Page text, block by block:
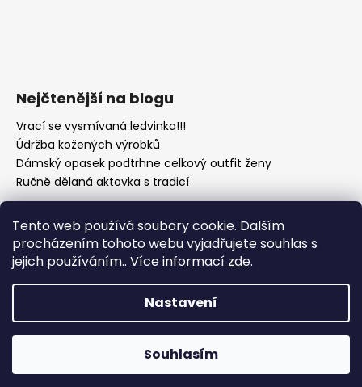
Tento web používá soubory cookie. Dalším
procházením tohoto webu vyjadřujete souhlas s
jejich používáním.. Více informací zde.
Nastavení
Souhlasím
Nejčtenější na blogu
Vrací se vysmívaná ledvinka!!!
Údržba kožených výrobků
Dámský opasek podtrhne celkový outfit ženy
Ručně dělaná aktovka s tradicí
Copyright 2026Kožená galanterie gora-shop.cz.
Všechna práva vyhrazena.